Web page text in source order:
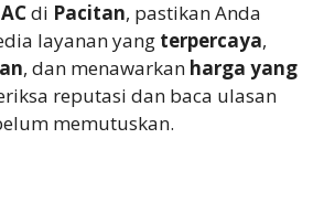
di Pacitan, pastikan Anda
layanan yang terpercaya,
, dan menawarkan harga yang
reputasi dan baca ulasan
memutuskan.